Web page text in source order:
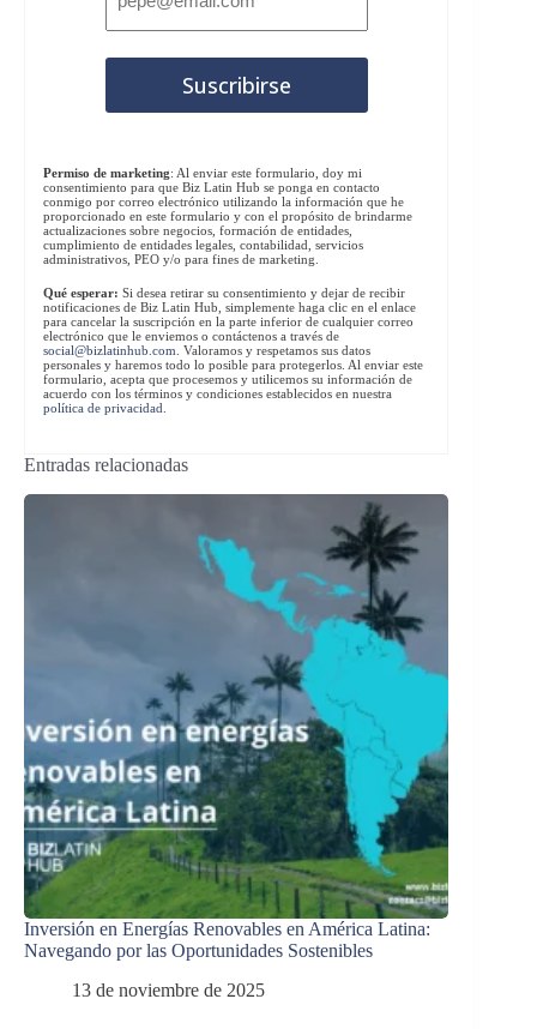
Permiso de marketing: Al enviar este formulario, doy mi
consentimiento para que Biz Latin Hub se ponga en contacto
conmigo por correo electrónico utilizando la información que he
proporcionado en este formulario y con el propósito de brindarme
actualizaciones sobre negocios, formación de entidades,
cumplimiento de entidades legales, contabilidad, servicios
administrativos, PEO y/o para fines de marketing.
Qué esperar: Si desea retirar su consentimiento y dejar de recibir
notificaciones de Biz Latin Hub, simplemente haga clic en el enlace
para cancelar la suscripción en la parte inferior de cualquier correo
electrónico que le enviemos o contáctenos a través de
social@bizlatinhub.com . Valoramos y respetamos sus datos
personales y haremos todo lo posible para protegerlos. Al enviar este
formulario, acepta que procesemos y utilicemos su información de
acuerdo con los términos y condiciones establecidos en nuestra
política de privacidad
Entradas relacionadas
Inversión en Energías Renovables en América Latina:
Navegando por las Oportunidades Sostenibles
13 de noviembre de 2025